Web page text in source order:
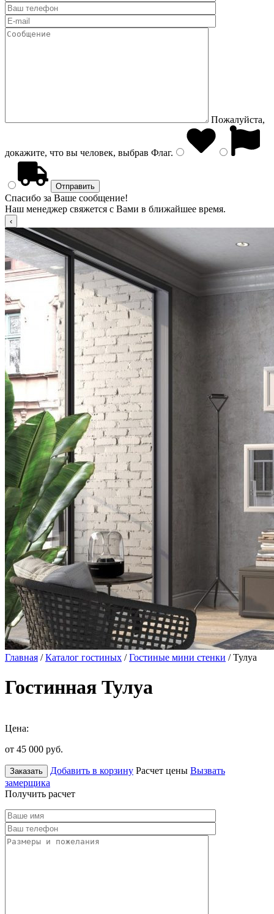
Пожалуйста,
докажите, что вы человек, выбрав Флаг.
Спасибо за Ваше сообщение!
Наш менеджер свяжется с Вами в ближайшее время.
Главная /Каталог гостиных /Гостиные мини стенки / Тулуа
Гостинная Тулуа
Цена:
от 45 000 руб.
Заказать Добавить в корзину Расчет цены Вызвать
замерщика
Получить расчет